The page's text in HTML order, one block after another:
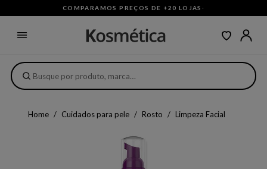
COMPARAMOS PREÇOS DE +20 LOJAS ·
Home Cuidados para pele Rosto Limpeza Facial